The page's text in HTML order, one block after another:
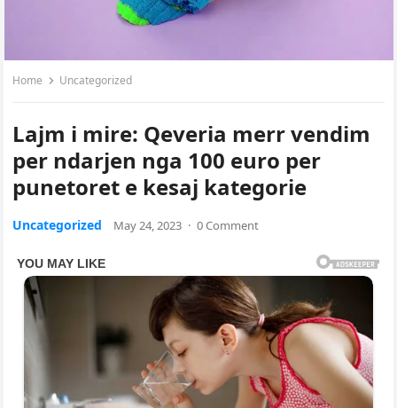
Home Uncategorized
Lajm i mire: Qeveria merr vendim
per ndarjen nga 100 euro per
punetoret e kesaj kategorie
Uncategorized May 24, 2023 · 0 Comment